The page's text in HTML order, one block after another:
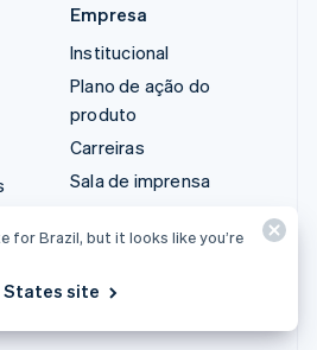
Empresa
Institucional
Plano de ação do
produto
Carreiras
Sala de imprensa
Fale com a equipe de
for Brazil, but it looks like you’re
site